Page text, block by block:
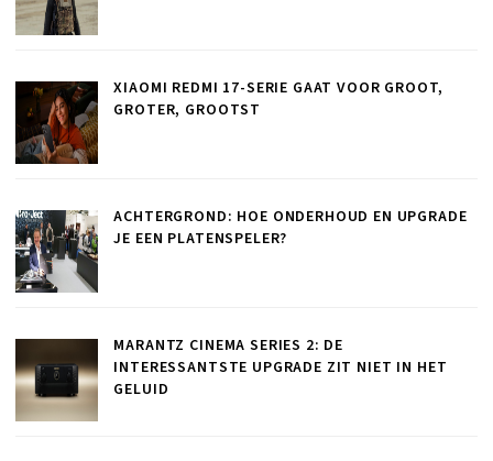
XIAOMI REDMI 17-SERIE GAAT VOOR GROOT,
GROTER, GROOTST
ACHTERGROND: HOE ONDERHOUD EN UPGRADE
JE EEN PLATENSPELER?
MARANTZ CINEMA SERIES 2: DE
INTERESSANTSTE UPGRADE ZIT NIET IN HET
GELUID